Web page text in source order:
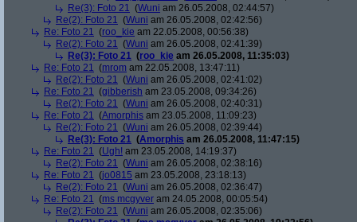
Re(3): Foto 21 (Wuni am 26.05.2008, 02:44:57)
Re(2): Foto 21 (Wuni am 26.05.2008, 02:42:56)
Re: Foto 21 (roo_kie am 22.05.2008, 00:56:38)
Re(2): Foto 21 (Wuni am 26.05.2008, 02:41:39)
Re(3): Foto 21 (roo_kie am 26.05.2008, 11:35:03)
Re: Foto 21 (mrom am 22.05.2008, 13:47:11)
Re(2): Foto 21 (Wuni am 26.05.2008, 02:41:02)
Re: Foto 21 (gibberish am 23.05.2008, 09:34:26)
Re(2): Foto 21 (Wuni am 26.05.2008, 02:40:31)
Re: Foto 21 (Amorphis am 23.05.2008, 11:09:23)
Re(2): Foto 21 (Wuni am 26.05.2008, 02:39:44)
Re(3): Foto 21 (Amorphis am 26.05.2008, 11:47:15)
Re: Foto 21 (Ugh! am 23.05.2008, 14:19:37)
Re(2): Foto 21 (Wuni am 26.05.2008, 02:38:16)
Re: Foto 21 (jo0815 am 23.05.2008, 23:18:13)
Re(2): Foto 21 (Wuni am 26.05.2008, 02:36:47)
Re: Foto 21 (ms mcgyver am 24.05.2008, 00:05:54)
Re(2): Foto 21 (Wuni am 26.05.2008, 02:35:06)